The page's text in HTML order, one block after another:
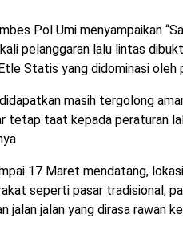
Pol Umi menyampaikan
pelanggaran lalu lintas
Statis yang didominasi oleh
masih tergolong
tetap taat kepada peraturan
17 Maret mendatang,
seperti pasar tradisional,
jalan jalan yang dirasa rawan